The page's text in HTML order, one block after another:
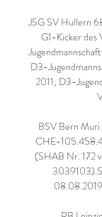
JSG SV Hullern
G1-Kicker des
D3-
2011; D3-
BSV Bern
CHE-
(SHAB Nr. 172